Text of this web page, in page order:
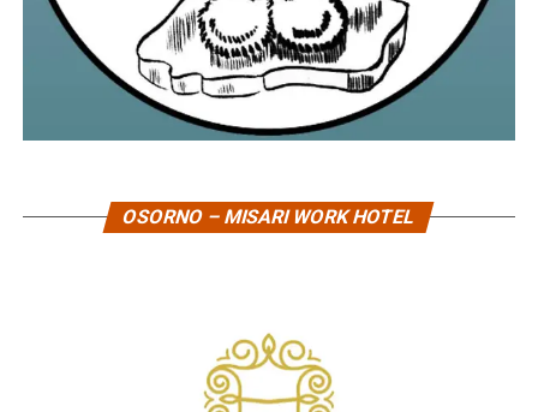
OSORNO – MISARI WORK HOTEL